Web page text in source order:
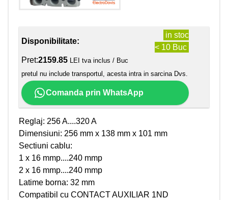
Disponibilitate:
in stoc
< 10 Buc
Pret:2159.85 LEI tva inclus / Buc
pretul nu include transportul, acesta intra in sarcina Dvs.
Comanda prin WhatsApp
Reglaj: 256 A....320 A
Dimensiuni: 256 mm x 138 mm x 101 mm
Sectiuni cablu:
1 x 16 mmp....240 mmp
2 x 16 mmp....240 mmp
Latime borna: 32 mm
Compatibil cu CONTACT AUXILIAR 1ND